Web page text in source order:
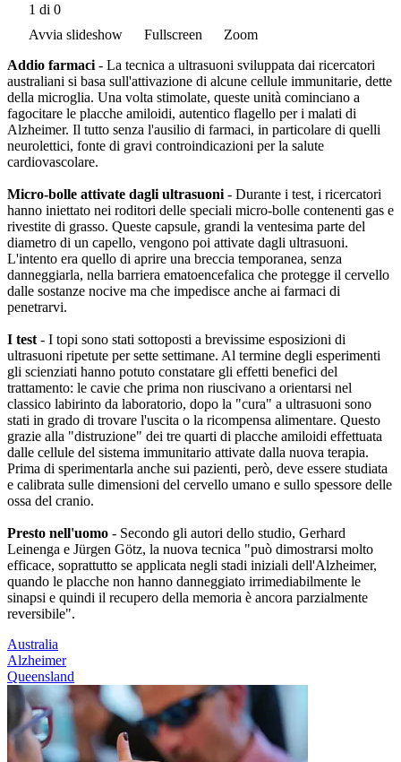
1 di 0
Avvia slideshow
Fullscreen
Zoom
Addio farmaci - La tecnica a ultrasuoni sviluppata dai ricercatori
australiani si basa sull'attivazione di alcune cellule immunitarie, dette
della microglia. Una volta stimolate, queste unità cominciano a
fagocitare le placche amiloidi, autentico flagello per i malati di
Alzheimer. Il tutto senza l'ausilio di farmaci, in particolare di quelli
neurolettici, fonte di gravi controindicazioni per la salute
cardiovascolare.
Micro-bolle attivate dagli ultrasuoni - Durante i test, i ricercatori
hanno iniettato nei roditori delle speciali micro-bolle contenenti gas e
rivestite di grasso. Queste capsule, grandi la ventesima parte del
diametro di un capello, vengono poi attivate dagli ultrasuoni.
L'intento era quello di aprire una breccia temporanea, senza
danneggiarla, nella barriera ematoencefalica che protegge il cervello
dalle sostanze nocive ma che impedisce anche ai farmaci di
penetrarvi.
I test - I topi sono stati sottoposti a brevissime esposizioni di
ultrasuoni ripetute per sette settimane. Al termine degli esperimenti
gli scienziati hanno potuto constatare gli effetti benefici del
trattamento: le cavie che prima non riuscivano a orientarsi nel
classico labirinto da laboratorio, dopo la "cura" a ultrasuoni sono
stati in grado di trovare l'uscita o la ricompensa alimentare. Questo
grazie alla "distruzione" dei tre quarti di placche amiloidi effettuata
dalle cellule del sistema immunitario attivate dalla nuova terapia.
Prima di sperimentarla anche sui pazienti, però, deve essere studiata
e calibrata sulle dimensioni del cervello umano e sullo spessore delle
ossa del cranio.
Presto nell'uomo - Secondo gli autori dello studio, Gerhard
Leinenga e Jürgen Götz, la nuova tecnica "può dimostrarsi molto
efficace, soprattutto se applicata negli stadi iniziali dell'Alzheimer,
quando le placche non hanno danneggiato irrimediabilmente le
sinapsi e quindi il recupero della memoria è ancora parzialmente
reversibile".
Australia
Alzheimer
Queensland